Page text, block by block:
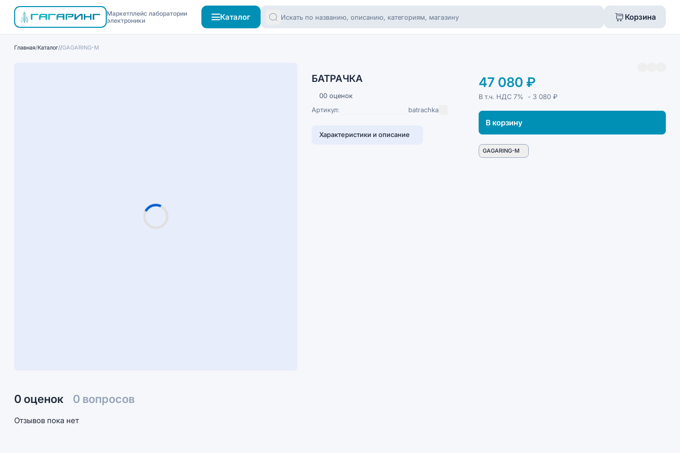
Маркетплейс лаборатории
электроники
Каталог Корзина
Главная/Каталог//GAGARING-M
БАТРАЧКА
00 оценок
Артикул:
batrachka
Характеристики и описание
47 080 ₽
В т.ч. НДС 7% - 3 080 ₽
В корзину
GAGARING-M
0 оценок 0 вопросов
Отзывов пока нет